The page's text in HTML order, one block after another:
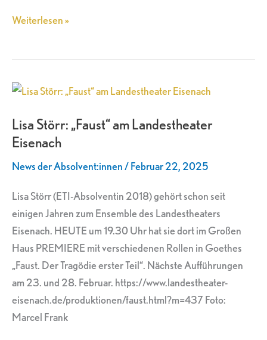
Weiterlesen »
Lisa Störr: „Faust“ am Landestheater
Eisenach
News der Absolvent:innen/Februar 22, 2025
Lisa Störr (ETI-Absolventin 2018) gehört schon seit
einigen Jahren zum Ensemble des Landestheaters
Eisenach. HEUTE um 19.30 Uhr hat sie dort im Großen
Haus PREMIERE mit verschiedenen Rollen in Goethes
„Faust. Der Tragödie erster Teil“. Nächste Aufführungen
am 23. und 28. Februar. https://www.landestheater-
eisenach.de/produktionen/faust.html?m=437 Foto:
Marcel Frank
Lisa
„Faust“
am